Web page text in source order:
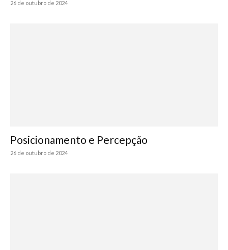
26 de outubro de 2024
Posicionamento e Percepção
26 de outubro de 2024